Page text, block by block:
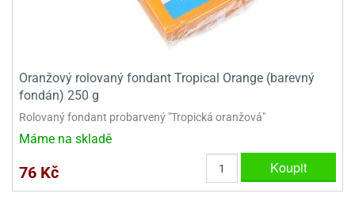
Oranžový rolovaný fondant Tropical Orange (barevný
fondán) 250 g
Rolovaný fondant probarvený "Tropická oranžová"
Máme na skladě
76 Kč Koupit